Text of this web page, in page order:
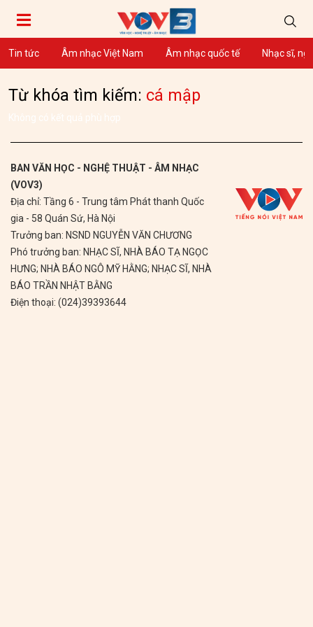
Tin tức Âm nhạc Việt Nam Âm nhạc quốc tế Nhạc sĩ,
Từ khóa tìm kiếm: cá mập
Không có kết quả phù hợp
BAN VĂN HỌC - NGHỆ THUẬT - ÂM NHẠC
(VOV3)
Địa chỉ: Tầng 6 - Trung tâm Phát thanh Quốc
gia - 58 Quán Sứ, Hà Nội
Trưởng ban: NSND NGUYỄN VĂN CHƯƠNG
Phó trưởng ban: NHẠC SĨ, NHÀ BÁO TẠ NGỌC
HƯNG; NHÀ BÁO NGÔ MỸ HẰNG; NHẠC SĨ, NHÀ
BÁO TRẦN NHẬT BẰNG
Điện thoại: (024)39393644